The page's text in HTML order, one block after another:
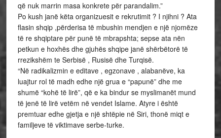
që nuk marrin masa konkrete për parandalim.”
Po kush janë këta organizuesit e rekrutimit ? I njihni ? Ata
flasin shqip ,përderisa të mbushin mendjen e një njomëze
të re shqiptare për punë të mbrapshta; sepse ata nën
petkun e hoxhës dhe gjuhës shqipe janë shërbëtorë të
rrezikshëm te Serbisë , Rusisë dhe Turqisë.
“Në radikalizmin e editave , egzonave , alabanëve, ka
luajtur rol të madh edhe një grua e “papunë” dhe me
shumë “kohë të lirë”, që e ka bindur se myslimanët mund
të jenë të lirë vetëm në vendet Islame. Atyre i është
premtuar edhe gjetja e një shtëpie në Siri, thonë miqt e
familjeve të viktimave serbe-turke.